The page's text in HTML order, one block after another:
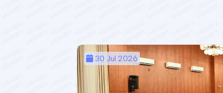
30 Jul 2026